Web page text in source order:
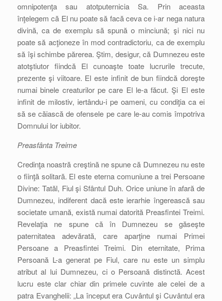
omnipotenţa sau atotputernicia Sa. Prin aceasta
înţelegem că El nu poate să facă ceva ce i-ar nega natura
divină, ca de exemplu să spună o minciună; şi nici nu
poate să acţioneze în mod contradictoriu, ca de exemplu
să îşi schimbe părerea. Ştim, desigur, că Dumnezeu este
atotştiutor fiindcă El cunoaşte toate lucrurile trecute,
prezente şi viitoare. El este infinit de bun fiindcă doreşte
numai binele creaturilor pe care El le-a făcut. Şi El este
infinit de milostiv, iertându-i pe oameni, cu condiţia ca ei
să se căiască de ofensele pe care le-au comis împotriva
Domnului lor iubitor.
Preasfânta Treime
Credinţa noastră creştină ne spune că Dumnezeu nu este
o fiinţă solitară. El este eterna comuniune a trei Persoane
Divine: Tatăl, Fiul şi Sfântul Duh. Orice uniune în afară de
Dumnezeu, indiferent dacă este ierarhie îngerească sau
societate umană, există numai datorită Preasfintei Treimi.
Revelaţia ne spune că în Dumnezeu se găseşte
paternitatea adevărată, care aparţine numai Primei
Persoane a Preasfintei Treimi. Din eternitate, Prima
Persoană L-a generat pe Fiul, care nu este un simplu
atribut al lui Dumnezeu, ci o Persoană distinctă. Acest
lucru este clar chiar din primele cuvinte ale celei de a
patra Evanghelii: „La început era Cuvântul şi Cuvântul era